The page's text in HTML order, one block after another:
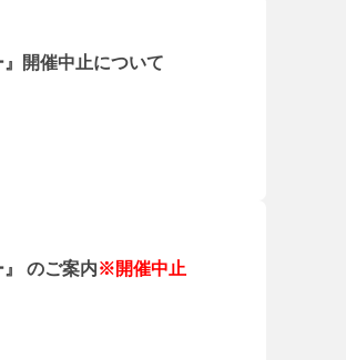
開催中止について
のご案内※開催中止